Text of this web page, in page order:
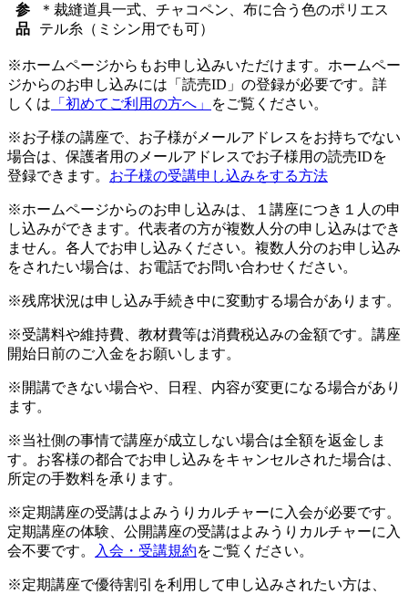
参
品
＊裁縫道具一式、チャコペン、布に合う色のポリエス
テル糸（ミシン用でも可）
※ホームページからもお申し込みいただけます。ホームペー
ジからのお申し込みには「読売ID」の登録が必要です。詳
しくは 「初めてご利用の方へ」 をご覧ください。
※お子様の講座で、お子様がメールアドレスをお持ちでない
場合は、保護者用のメールアドレスでお子様用の読売IDを
登録できます。 お子様の受講申し込みをする方法
※ホームページからのお申し込みは、１講座につき１人の申
し込みができます。代表者の方が複数人分の申し込みはでき
ません。各人でお申し込みください。複数人分のお申し込み
をされたい場合は、お電話でお問い合わせください。
※残席状況は申し込み手続き中に変動する場合があります。
※受講料や維持費、教材費等は消費税込みの金額です。講座
開始日前のご入金をお願いします。
※開講できない場合や、日程、内容が変更になる場合があり
ます。
※当社側の事情で講座が成立しない場合は全額を返金しま
す。お客様の都合でお申し込みをキャンセルされた場合は、
所定の手数料を承ります。
※定期講座の受講はよみうりカルチャーに入会が必要です。
定期講座の体験、公開講座の受講はよみうりカルチャーに入
会不要です。
入会・受講規約をご覧ください。
※定期講座で優待割引を利用して申し込みされたい方は、